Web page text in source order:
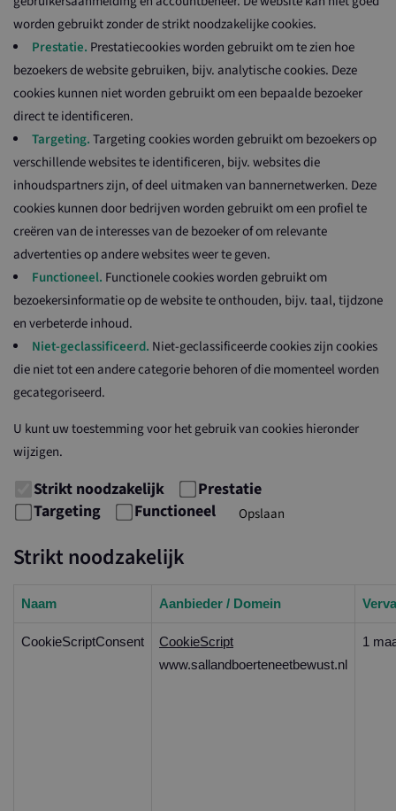
worden gebruikt zonder de strikt noodzakelijke cookies.
Prestatie. Prestatiecookies worden gebruikt om te zien hoe
bezoekers de website gebruiken, bijv. analytische cookies. Deze
cookies kunnen niet worden gebruikt om een bepaalde bezoeker
direct te identificeren.
Targeting.Targeting cookies worden gebruikt om bezoekers op
verschillende websites te identificeren, bijv. websites die
inhoudspartners zijn, of deel uitmaken van bannernetwerken. Deze
cookies kunnen door bedrijven worden gebruikt om een profiel te
creëren van de interesses van de bezoeker of om relevante
advertenties op andere websites weer te geven.
Functioneel. Functionele cookies worden gebruikt om
bezoekersinformatie op de website te onthouden, bijv. taal, tijdzone
en verbeterde inhoud.
Niet-geclassificeerd. Niet-geclassificeerde cookies zijn cookies
die niet tot een andere categorie behoren of die momenteel worden
gecategoriseerd.
U kunt uw toestemming voor het gebruik van cookies hieronder
wijzigen.
Strikt noodzakelijk
Prestatie
Targeting
Functioneel Opslaan
Strikt noodzakelijk
Naam Aanbieder / Domein
CookieScriptConsent
CookieScript
www.sallandboerteneetbewust.nl
1